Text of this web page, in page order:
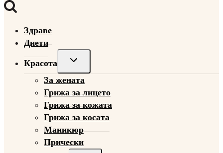
Здраве
Диети
Красота
Toggle
child
menu
За жената
Грижа за лицето
Грижа за кожата
Грижа за косата
Маникюр
Прически